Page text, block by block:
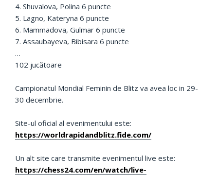
4. Shuvalova, Polina 6 puncte
5. Lagno, Kateryna 6 puncte
6. Mammadova, Gulmar 6 puncte
7. Assaubayeva, Bibisara 6 puncte
…
102 jucătoare
Campionatul Mondial Feminin de Blitz va avea loc in 29-
30 decembrie.
Site-ul oficial al evenimentului este:
https://worldrapidandblitz.fide.com/
Un alt site care transmite evenimentul live este:
https://chess24.com/en/watch/live-